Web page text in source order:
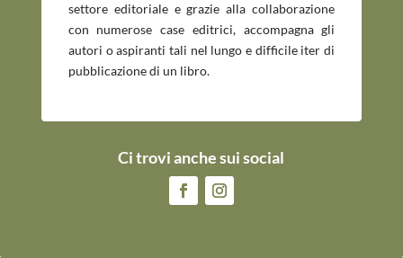
settore editoriale e grazie alla collaborazione
con numerose case editrici, accompagna gli
autori o aspiranti tali nel lungo e difficile iter di
pubblicazione di un libro.
Ci trovi anche sui social